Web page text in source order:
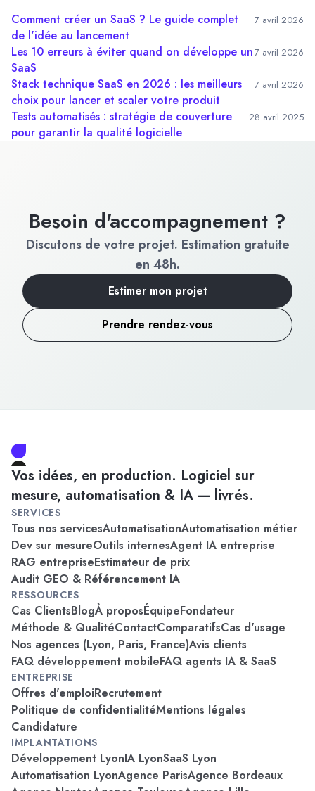
Comment créer un SaaS ? Le guide complet
de l'idée au lancement
7 avril 2026
Les 10 erreurs à éviter quand on développe un
SaaS
7 avril 2026
Stack technique SaaS en 2026 : les meilleurs
choix pour lancer et scaler votre produit
7 avril 2026
Tests automatisés : stratégie de couverture
pour garantir la qualité logicielle
28 avril 2025
Besoin d'accompagnement ?
Discutons de votre projet. Estimation gratuite
en 48h.
Estimer mon projet
Prendre rendez-vous
Vos idées, en production. Logiciel sur
mesure, automatisation & IA — livrés.
SERVICES
Tous nos servicesAutomatisationAutomatisation métier
Dev sur mesureOutils internesAgent IA entreprise
RAG entrepriseEstimateur de prix
Audit GEO & Référencement IA
RESSOURCES
Cas ClientsBlogÀ proposÉquipeFondateur
Méthode & QualitéContactComparatifsCas d'usage
Nos agences (Lyon, Paris, France)Avis clients
FAQ développement mobileFAQ agents IA & SaaS
ENTREPRISE
Offres d'emploiRecrutement
Politique de confidentialitéMentions légales
Candidature
IMPLANTATIONS
Développement LyonIA LyonSaaS Lyon
Automatisation LyonAgence ParisAgence Bordeaux